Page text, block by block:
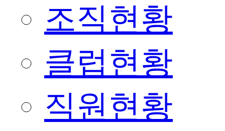
조직현황
클럽현황
직원현황